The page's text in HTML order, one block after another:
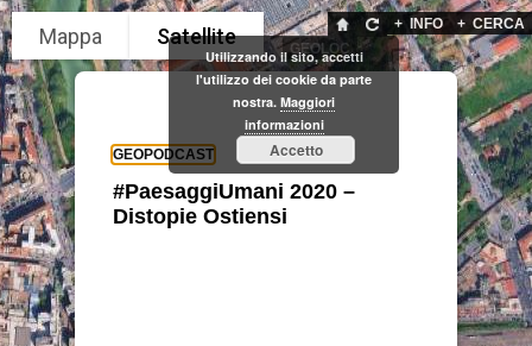
+ CERCA
+ INFO
GEOLOC
Utilizzando il sito, accetti
l'utilizzo dei cookie da parte
nostra. Maggiori
informazioni
Accetto